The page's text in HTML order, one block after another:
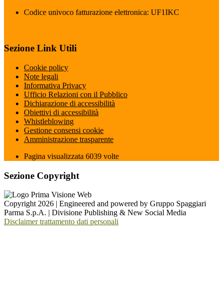
Codice univoco fatturazione elettronica: UF1IKC
Sezione Link Utili
Cookie policy
Note legali
Informativa Privacy
Ufficio Relazioni con il Pubblico
Dichiarazione di accessibilità
Obiettivi di accessibilità
Whistleblowing
Gestione consensi cookie
Amministrazione trasparente
Pagina visualizzata 6039 volte
Sezione Copyright
Copyright 2026 | Engineered and powered by Gruppo Spaggiari
Parma S.p.A. | Divisione Publishing & New Social Media
Disclaimer trattamento dati personali